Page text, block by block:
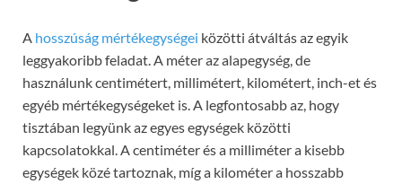
A hosszúság mértékegységei közötti átváltás az egyik
leggyakoribb feladat. A méter az alapegység, de
használunk centimétert, millimétert, kilométert, inch-et és
egyéb mértékegységeket is. A legfontosabb az, hogy
tisztában legyünk az egyes egységek közötti
kapcsolatokkal. A centiméter és a milliméter a kisebb
egységek közé tartoznak, míg a kilométer a hosszabb